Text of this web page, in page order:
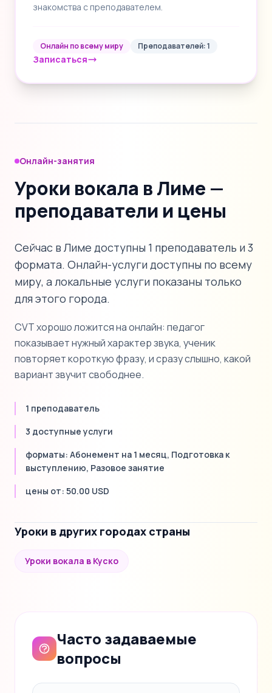
знакомства с преподавателем.
Онлайн по всему миру Преподавателей: 1
Записаться
Онлайн-занятия
Уроки вокала в Лиме —
преподаватели и цены
Сейчас в Лиме доступны 1 преподаватель и 3
формата. Онлайн-услуги доступны по всему
миру, а локальные услуги показаны только
для этого города.
CVT хорошо ложится на онлайн: педагог
показывает нужный характер звука, ученик
повторяет короткую фразу, и сразу слышно, какой
вариант звучит свободнее.
1 преподаватель
3 доступные услуги
форматы: Абонемент на 1 месяц, Подготовка к
выступлению, Разовое занятие
цены от: 50.00 USD
Уроки в других городах страны
Уроки вокала в Куско
Часто задаваемые
вопросы